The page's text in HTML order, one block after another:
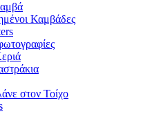
Καμβάδες
στον Τοίχο